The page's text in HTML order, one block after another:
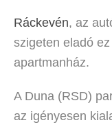
Ráckevén, az
szigeten eladó
apartmanház.
A Duna (RSD)
az igényesen